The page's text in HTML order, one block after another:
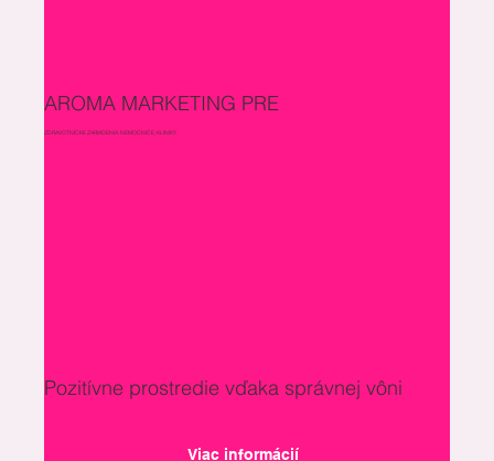
AROMA MARKETING PRE
ZDRAVOTNÍCKE ZARIADENIA, NEMOCNICE, KLINIKY
Pozitívne prostredie vďaka správnej vôni
Viac informácií